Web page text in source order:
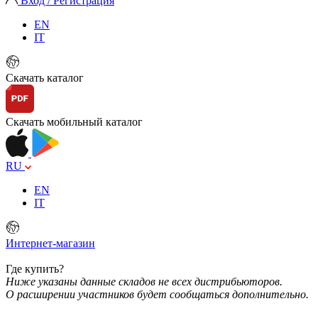
EN
IT
Скачать каталог
Скачать мобильный каталог
RU
EN
IT
Интернет-магазин
Где купить?
Ниже указаны данные складов не всех дистрибьюторов.
О расширении участников будет сообщаться дополнительно.